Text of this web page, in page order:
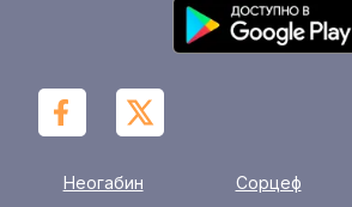
Неогабин Сорцеф